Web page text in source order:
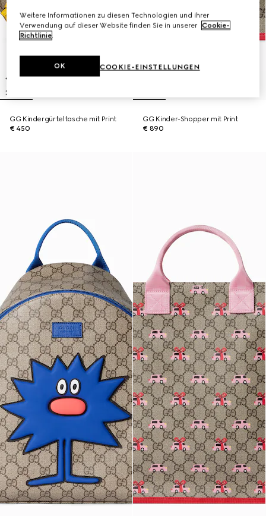
GG Kindergürteltasche mit Print
€ 450
GG Kinder-Shopper mit Print
€ 890
Weitere Informationen zu diesen Technologien und ihrer
Verwendung auf dieser Website finden Sie in unserer Cookie-
Richtlinie.
COOKIE-EINSTELLUNGEN
OK